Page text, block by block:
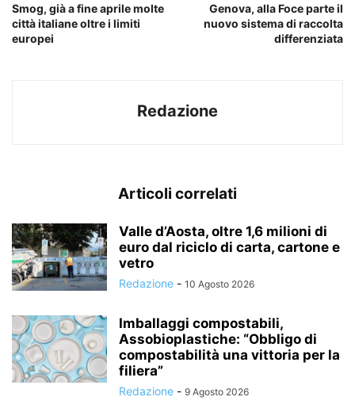
Smog, già a fine aprile molte
città italiane oltre i limiti
europei
Genova, alla Foce parte il
nuovo sistema di raccolta
differenziata
Redazione
Articoli correlati
Valle d’Aosta, oltre 1,6 milioni di
euro dal riciclo di carta, cartone e
vetro
Redazione - 10 Agosto 2026
Imballaggi compostabili,
Assobioplastiche: “Obbligo di
compostabilità una vittoria per la
filiera”
Redazione - 9 Agosto 2026